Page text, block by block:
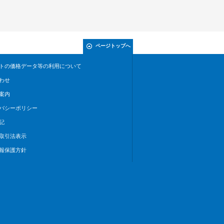
ページトップへ
の価格データ等の利用について
せ
内
シーポリシー
引法表示
保護方針